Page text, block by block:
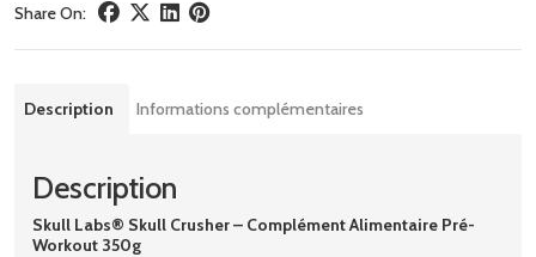
Share On:
Description Informations complémentaires
Description
Skull Labs® Skull Crusher – Complément Alimentaire Pré-
Workout 350g